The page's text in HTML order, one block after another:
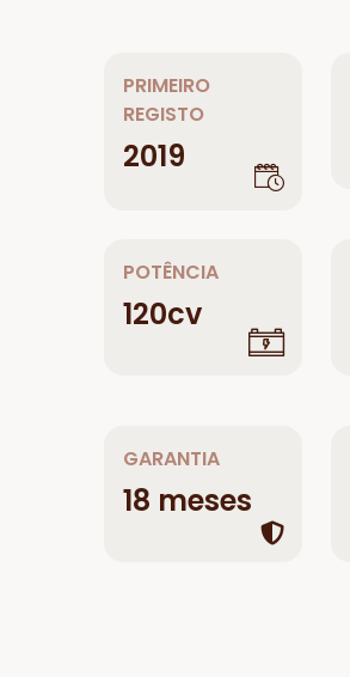
PRIMEIRO
REGISTO
2019
POTÊNCIA
120cv
GARANTIA
18 meses